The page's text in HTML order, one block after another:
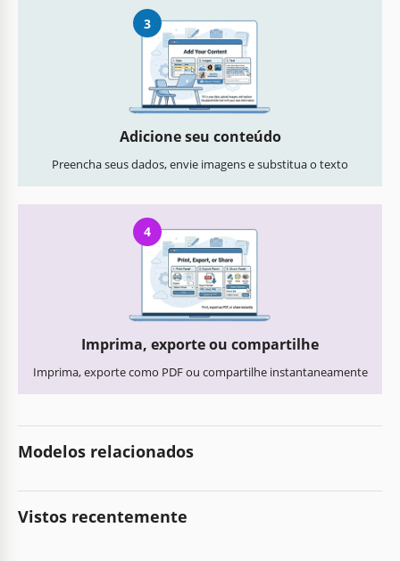
3
Adicione seu conteúdo
Preencha seus dados, envie imagens e substitua o texto
4
Imprima, exporte ou compartilhe
Imprima, exporte como PDF ou compartilhe instantaneamente
Modelos relacionados
Vistos recentemente